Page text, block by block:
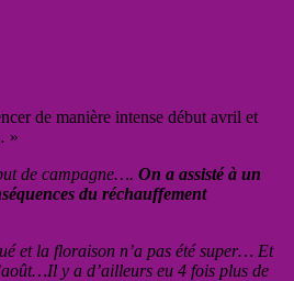
de manière intense début avril et
»
de campagne…. On a assisté à un
du réchauffement
et la floraison n’a pas été super… Et
y a d’ailleurs eu 4 fois plus de